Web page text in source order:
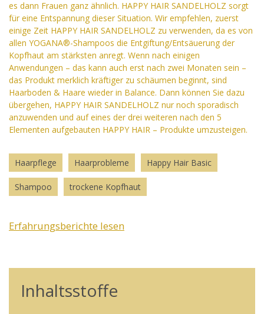
es dann Frauen ganz ähnlich. HAPPY HAIR SANDELHOLZ sorgt
für eine Entspannung dieser Situation. Wir empfehlen, zuerst
einige Zeit HAPPY HAIR SANDELHOLZ zu verwenden, da es von
allen YOGANA®-Shampoos die Entgiftung/Entsäuerung der
Kopfhaut am stärksten anregt. Wenn nach einigen
Anwendungen – das kann auch erst nach zwei Monaten sein –
das Produkt merklich kräftiger zu schäumen beginnt, sind
Haarboden & Haare wieder in Balance. Dann können Sie dazu
übergehen, HAPPY HAIR SANDELHOLZ nur noch sporadisch
anzuwenden und auf eines der drei weiteren nach den 5
Elementen aufgebauten HAPPY HAIR – Produkte umzusteigen.
Haarpflege Haarprobleme Happy Hair Basic
Shampoo trockene Kopfhaut
Erfahrungsberichte lesen
Inhaltsstoffe